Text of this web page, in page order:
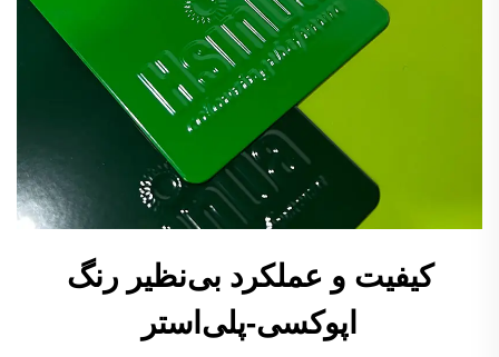
کیفیت و عملکرد بی‌نظیر رنگ
اپوکسی-پلی‌استر